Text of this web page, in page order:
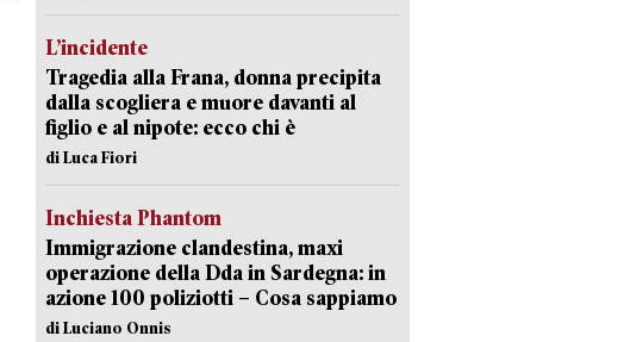
L’incidente
Tragedia alla Frana, donna precipita
dalla scogliera e muore davanti al
figlio e al nipote: ecco chi è
di Luca Fiori
Inchiesta Phantom
Immigrazione clandestina, maxi
operazione della Dda in Sardegna: in
azione 100 poliziotti – Cosa sappiamo
di Luciano Onnis